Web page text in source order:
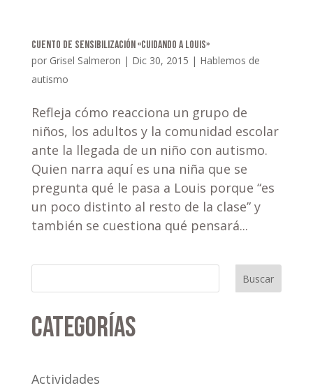
Cuento de sensibilización «Cuidando a Louis»
por Grisel Salmeron | Dic 30, 2015 | Hablemos de
autismo
Refleja cómo reacciona un grupo de
niños, los adultos y la comunidad escolar
ante la llegada de un niño con autismo.
Quien narra aquí es una niña que se
pregunta qué le pasa a Louis porque “es
un poco distinto al resto de la clase” y
también se cuestiona qué pensará...
Buscar
Categorías
Actividades